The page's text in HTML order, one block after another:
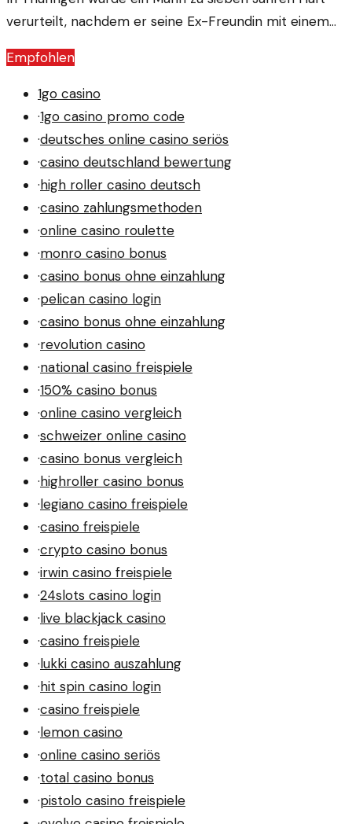
verurteilt, nachdem er seine Ex-Freundin mit einem
Gewaltbereitschaft auf.
Empfohlen
1go casino
·1go casino promo code
·deutsches online casino seriös
·casino deutschland bewertung
·high roller casino deutsch
·casino zahlungsmethoden
·online casino roulette
·monro casino bonus
·casino bonus ohne einzahlung
·pelican casino login
·casino bonus ohne einzahlung
·revolution casino
·national casino freispiele
·150% casino bonus
·online casino vergleich
·schweizer online casino
·casino bonus vergleich
·highroller casino bonus
·legiano casino freispiele
·casino freispiele
·crypto casino bonus
·irwin casino freispiele
·24slots casino login
·live blackjack casino
·casino freispiele
·lukki casino auszahlung
·hit spin casino login
·casino freispiele
·lemon casino
·online casino seriös
·total casino bonus
·pistolo casino freispiele